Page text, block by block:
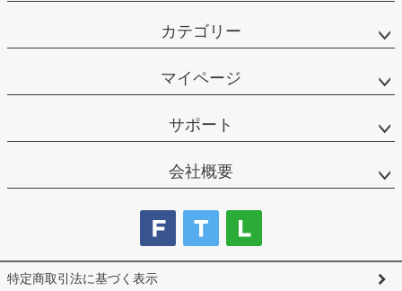
カテゴリー
マイページ
サポート
会社概要
特定商取引法に基づく表示